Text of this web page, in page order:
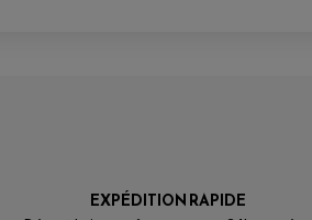
EXPÉDITION RAPIDE